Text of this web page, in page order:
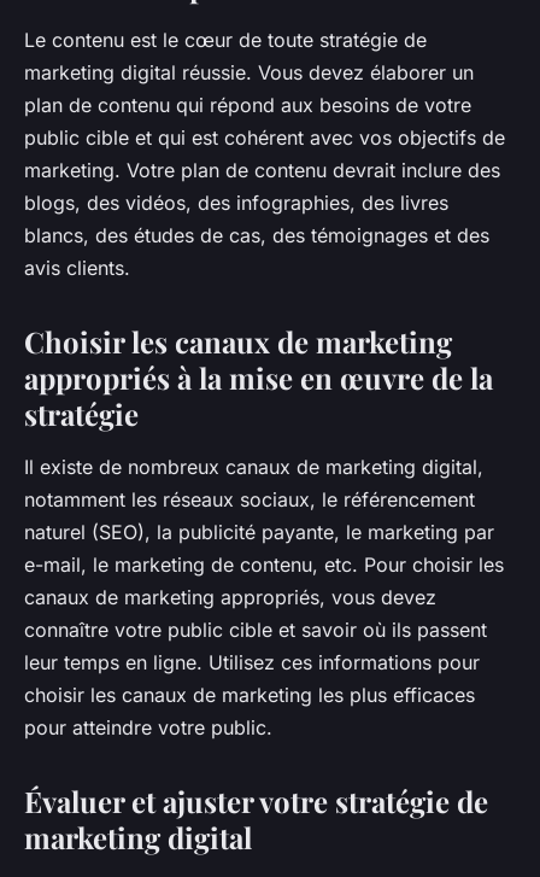
Le contenu est le cœur de toute stratégie de
marketing digital réussie. Vous devez élaborer un
plan de contenu qui répond aux besoins de votre
public cible et qui est cohérent avec vos objectifs de
marketing. Votre plan de contenu devrait inclure des
blogs, des vidéos, des infographies, des livres
blancs, des études de cas, des témoignages et des
avis clients.
Choisir les canaux de marketing
appropriés à la mise en œuvre de la
stratégie
Il existe de nombreux canaux de marketing digital,
notamment les réseaux sociaux, le référencement
naturel (SEO), la publicité payante, le marketing par
e-mail, le marketing de contenu, etc. Pour choisir les
canaux de marketing appropriés, vous devez
connaître votre public cible et savoir où ils passent
leur temps en ligne. Utilisez ces informations pour
choisir les canaux de marketing les plus efficaces
pour atteindre votre public.
Évaluer et ajuster votre stratégie de
marketing digital